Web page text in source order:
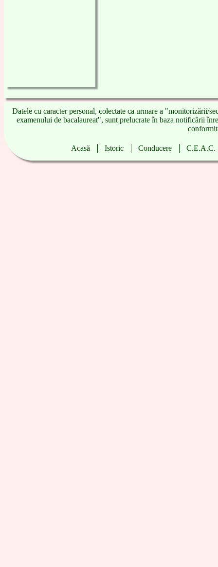
Acasă Istoric Conducere C.E.A.C.
Datele cu caracter personal, colectate ca urmare a "monitorizării/
examenului de bacalaureat", sunt prelucrate în baza notificării